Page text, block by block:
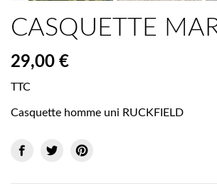
CASQUETTE
29,00 €
TTC
Casquette homme uni RUCKFIELD